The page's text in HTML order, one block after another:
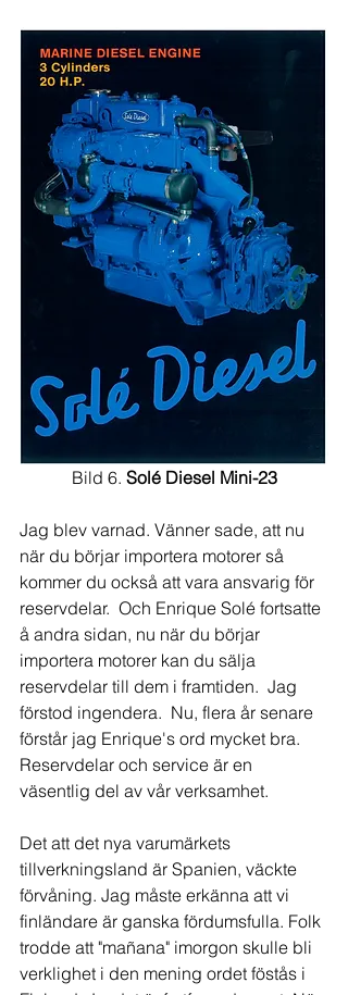
Bild 6. Solé Diesel Mini-23
Jag blev varnad. Vänner sade, att nu
när du börjar importera motorer så
kommer du också att vara ansvarig för
reservdelar.  Och Enrique Solé fortsatte
å andra sidan, nu när du börjar
importera motorer kan du sälja
reservdelar till dem i framtiden.  Jag
förstod ingendera.  Nu, flera år senare
förstår jag Enrique's ord mycket bra.
Reservdelar och service är en
väsentlig del av vår verksamhet.
Det att det nya varumärkets
tillverkningsland är Spanien, väckte
förvåning. Jag måste erkänna att vi
finländare är ganska fördumsfulla. Folk
trodde att "mañana" imorgon skulle bli
verklighet i den mening ordet föstås i